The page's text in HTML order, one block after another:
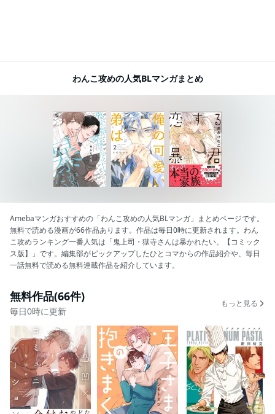
わんこ攻めの人気BLマンガまとめ
Amebaマンガおすすめの「わんこ攻めの人気BLマンガ」まとめページです。
無料で読める漫画が66作品あります。作品は毎日0時に更新されます。わん
こ攻めランキング一番人気は「鬼上司・獄寺さんは暴かれたい。【コミック
ス版】」です。編集部がピックアップしたひとコマからの作品紹介や、毎日
一話無料で読める無料連載作品を紹介しています。
無料作品(66件)
毎日0時に更新
もっと見る